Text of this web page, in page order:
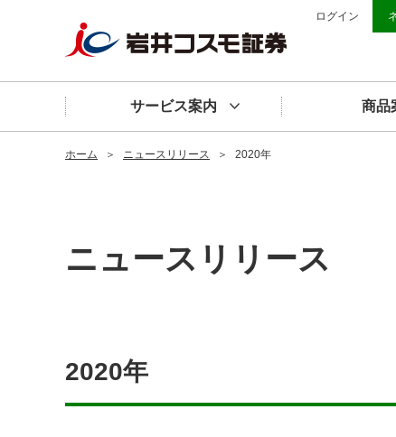
ログイン
サービス案内 商品
ホーム ＞ ニュースリリース ＞ 2020年
ニュースリリース
2020年